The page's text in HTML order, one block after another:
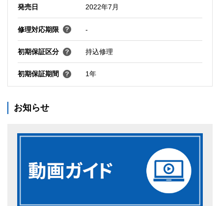
発売日 2022年7月
修理対応期限 -
初期保証区分 持込修理
初期保証期間 1年
お知らせ